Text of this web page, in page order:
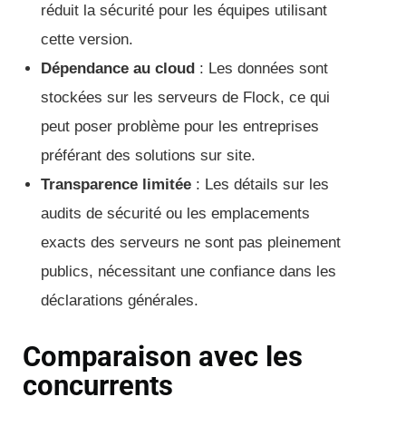
réduit la sécurité pour les équipes utilisant
cette version.
Dépendance au cloud : Les données sont
stockées sur les serveurs de Flock, ce qui
peut poser problème pour les entreprises
préférant des solutions sur site.
Transparence limitée : Les détails sur les
audits de sécurité ou les emplacements
exacts des serveurs ne sont pas pleinement
publics, nécessitant une confiance dans les
déclarations générales.
Comparaison avec les
concurrents